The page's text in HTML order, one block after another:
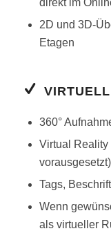
2D und 3D-
Etagen
360°
Virtual
vorausgesetzt)
Tags,
Wenn
als virtueller